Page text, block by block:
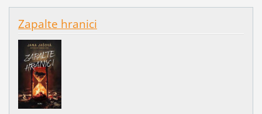
Zapalte hranici